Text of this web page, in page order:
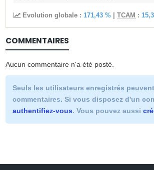
Evolution globale :171,43 % |TCAM :
COMMENTAIRES
Aucun commentaire n'a été posté.
Seuls les utilisateurs enregistrés
commentaires. Si vous disposez d'un
authentifiez-vous. Vous pouvez aussi